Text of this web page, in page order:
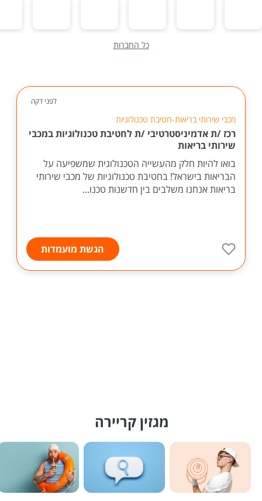
כל החברות
לפני דקה
מכבי שירותי בריאות-חטיבת טכנולוגיות
רכז /ת אדמיניסטרטיבי /ת לחטיבת טכנולוגיות במכבי
שירותי בריאות
בואו להיות חלק מהעשייה הטכנולוגית שמשפיעה על
הבריאות בישראל! בחטיבת טכנולוגיות של מכבי שירותי
בריאות אנחנו משלבים בין חדשנות טכנו...
הגשת מועמדות
מגזין קריירה